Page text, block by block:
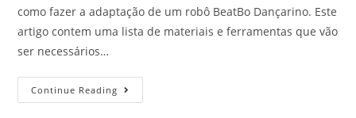
como fazer a adaptação de um robô BeatBo Dançarino. Este
artigo contem uma lista de materiais e ferramentas que vão
ser necessários…
Continue Reading BeatBo